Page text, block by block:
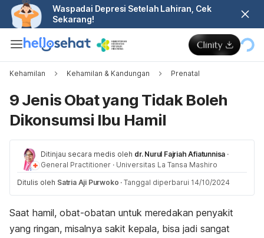
Waspadai Depresi Setelah Lahiran, Cek
Sekarang!
Kehamilan Kehamilan & Kandungan Prenatal
9 Jenis Obat yang Tidak Boleh
Dikonsumsi Ibu Hamil
Ditinjau secara medis oleh dr. Nurul Fajriah Afiatunnisa ·
General Practitioner · Universitas La Tansa Mashiro
Ditulis oleh Satria Aji Purwoko · Tanggal diperbarui 14/10/2024
Saat hamil, obat-obatan untuk meredakan penyakit
yang ringan, misalnya sakit kepala, bisa jadi sangat